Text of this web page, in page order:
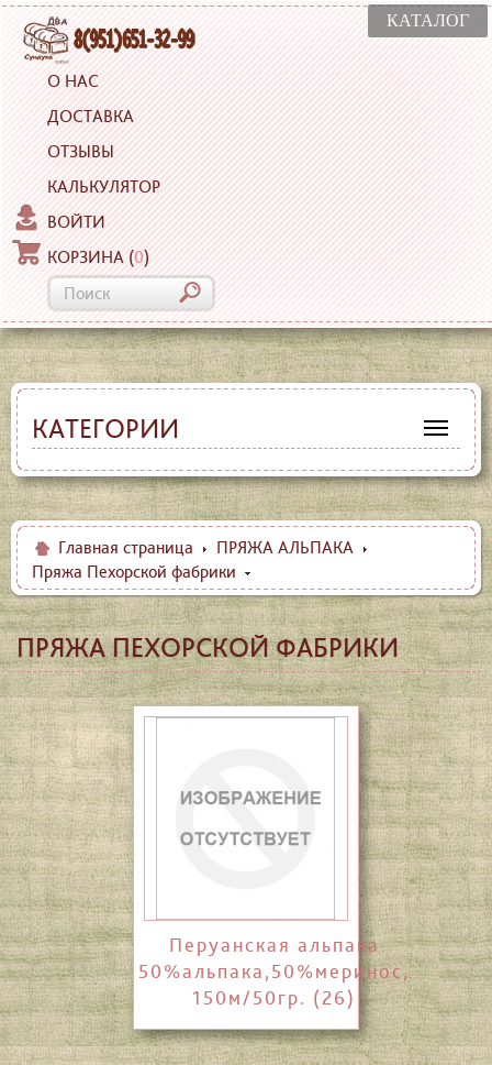
КАТАЛОГ
О НАС
ДОСТАВКА
ОТЗЫВЫ
КАЛЬКУЛЯТОР
ВОЙТИ
КОРЗИНА (0)
КАТЕГОРИИ
Главная страница
ПРЯЖА АЛЬПАКА
Пряжа Пехорской фабрики
ПРЯЖА ПЕХОРСКОЙ ФАБРИКИ
Перуанская альпака
50%альпака,50%меринос,
150м/50гр. (26)